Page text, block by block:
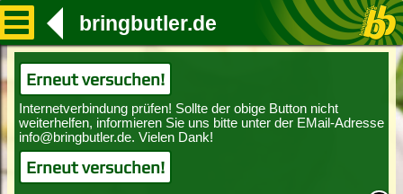
bringbutler.de
Erneut versuchen!
Erneut versuchen!